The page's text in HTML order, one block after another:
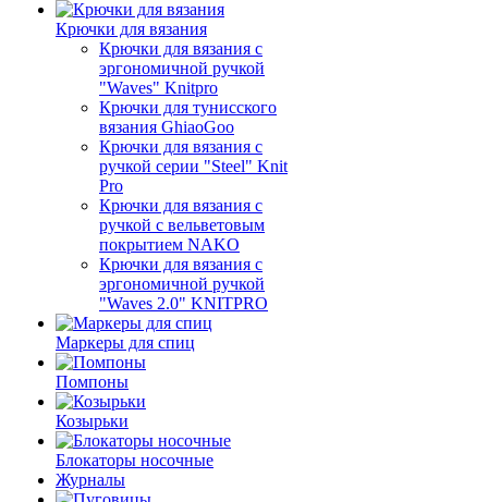
Крючки для вязания
Крючки для вязания с
эргономичной ручкой
"Waves" Knitpro
Крючки для тунисского
вязания GhiaoGoo
Крючки для вязания с
ручкой серии "Steel" Knit
Pro
Крючки для вязания с
ручкой с вельветовым
покрытием NAKO
Крючки для вязания с
эргономичной ручкой
"Waves 2.0" KNITPRO
Маркеры для спиц
Помпоны
Козырьки
Блокаторы носочные
Журналы